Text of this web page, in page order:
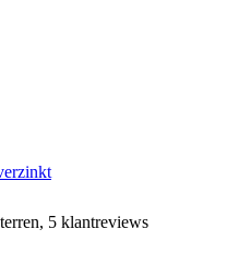
5 klantreviews